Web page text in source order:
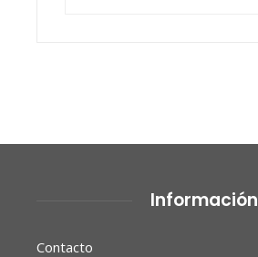
Información
Contacto